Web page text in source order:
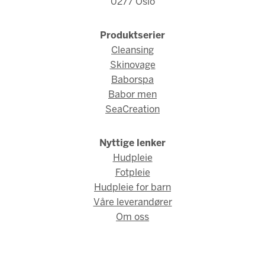
0277 Oslo
Produktserier
Cleansing
Skinovage
Baborspa
Babor men
SeaCreation
Nyttige lenker
Hudpleie
Fotpleie
Hudpleie for barn
Våre leverandører
Om oss